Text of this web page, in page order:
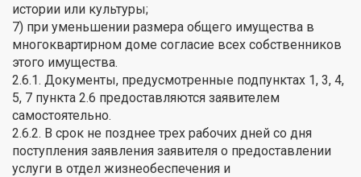
истории или культуры;
7) при уменьшении размера общего имущества в
многоквартирном доме согласие всех собственников
этого имущества.
2.6.1. Документы, предусмотренные подпунктах 1, 3, 4,
5, 7 пункта 2.6 предоставляются заявителем
самостоятельно.
2.6.2. В срок не позднее трех рабочих дней со дня
поступления заявления заявителя о предоставлении
услуги в отдел жизнеобеспечения и